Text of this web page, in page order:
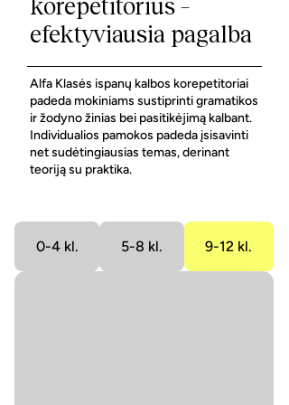
korepetitorius –
efektyviausia pagalba
Alfa Klasės ispanų kalbos korepetitoriai
padeda mokiniams sustiprinti gramatikos
ir žodyno žinias bei pasitikėjimą kalbant.
Individualios pamokos padeda įsisavinti
net sudėtingiausias temas, derinant
teoriją su praktika.
0-4 kl. 5-8 kl. 9-12 kl.